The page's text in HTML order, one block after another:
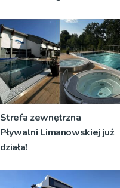
Strefa zewnętrzna
Pływalni Limanowskiej już
działa!